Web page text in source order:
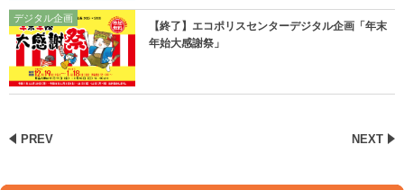
デジタル企画
【終了】エコポリスセンターデジタル企画「年末
年始大感謝祭」
PREV NEXT